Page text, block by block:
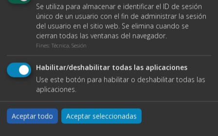
Teléfono
Alquiler
Se utiliza para almacenar e identificar el ID de sesión
único de un usuario con el fin de administrar la sesión
del usuario en el sitio web. Se elimina cuando se
cierran todas las ventanas del navegador.
Fines: Técnica, Sesión
Habilitar/deshabilitar todas las aplicaciones
Use este botón para habilitar o deshabilitar todas las
aplicaciones.
Aceptar todo Aceptar seleccionadas